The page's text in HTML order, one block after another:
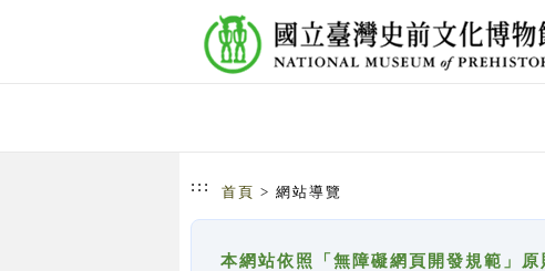
::: 首頁 > 網站導覽
本網站依照「無障礙網頁開發規範」